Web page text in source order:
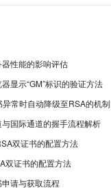
性能的影响评估
显示“GM”标识的验证方法
常时自动降级至RSA的机制
国际通道的握手流程解析
双证书的配置方法
双证书的配置方法
请与获取流程